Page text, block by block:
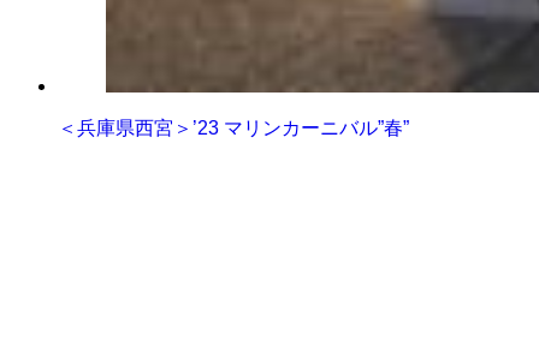
＜兵庫県西宮＞’23 マリンカーニバル”春”